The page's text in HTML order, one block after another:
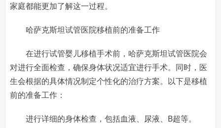
家庭都能更加了解这一过程。
哈萨克斯坦试管医院移植前的准备工作
在进行试管婴儿移植手术前，哈萨克斯坦试管医院会
对进行全面检查，确保身体状况适宜进行手术。同时，医
生会根据的具体情况制定个性化的治疗方案。以下是移植
前的准备工作：
进行详细的身体检查，包括血液、尿液、B超等。